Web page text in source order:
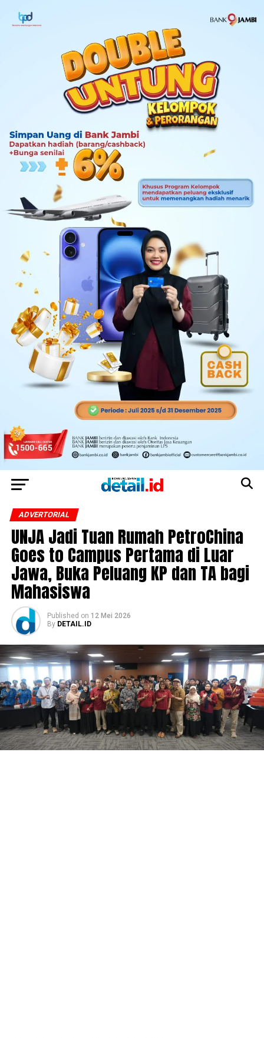
ADVERTORIAL
UNJA Jadi Tuan Rumah PetroChina
Goes to Campus Pertama di Luar
Jawa, Buka Peluang KP dan TA bagi
Mahasiswa
Published on 12 Mei 2026
By DETAIL.ID